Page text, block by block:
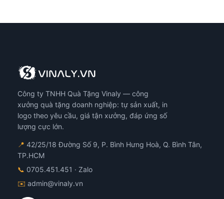
Công ty TNHH Quà Tặng Vinaly — công
xưởng quà tặng doanh nghiệp: tự sản xuất, in
logo theo yêu cầu, giá tận xưởng, đáp ứng số
lượng cực lớn.
📍 42/25/18 Đường Số 9, P. Bình Hưng Hoà, Q. Bình Tân,
TP.HCM
📞 0705.451.451 · Zalo
✉️ admin@vinaly.vn